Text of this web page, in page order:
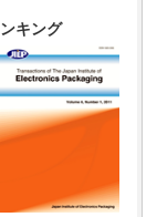
キング